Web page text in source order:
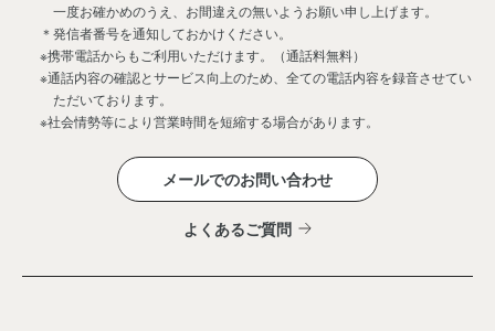
一度お確かめのうえ、お間違えの無いようお願い申し上げます。
＊発信者番号を通知しておかけください。
※携帯電話からもご利用いただけます。（通話料無料）
※通話内容の確認とサービス向上のため、全ての電話内容を録音させてい
ただいております。
※社会情勢等により営業時間を短縮する場合があります。
メールでのお問い合わせ
よくあるご質問